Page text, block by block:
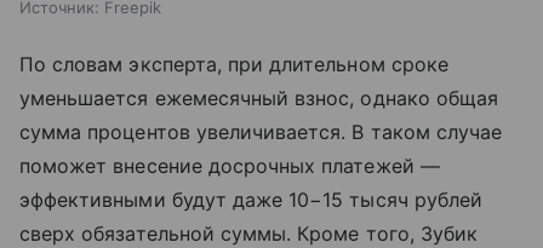
Источник: Freepik
По словам эксперта, при длительном сроке
уменьшается ежемесячный взнос, однако общая
сумма процентов увеличивается. В таком случае
поможет внесение досрочных платежей —
эффективными будут даже 10−15 тысяч рублей
сверх обязательной суммы. Кроме того, Зубик